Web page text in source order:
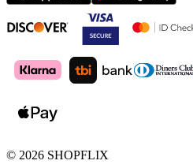
© 2026 SHOPFLIX